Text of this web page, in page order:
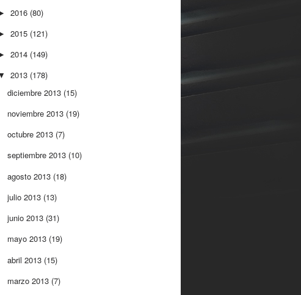
2016 (80)
2015 (121)
2014 (149)
2013 (178)
diciembre 2013 (15)
noviembre 2013 (19)
octubre 2013 (7)
septiembre 2013 (10)
agosto 2013 (18)
julio 2013 (13)
junio 2013 (31)
mayo 2013 (19)
abril 2013 (15)
marzo 2013 (7)